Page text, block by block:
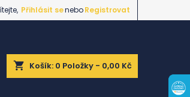
Přihlásit seneboRegistrovat
shopping_cart Košík: 0 Položky - 0,00 Kč